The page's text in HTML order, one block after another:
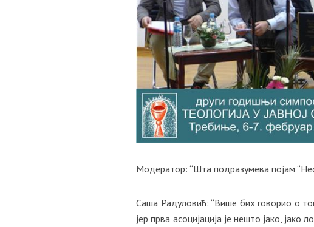
Модератор: “Шта подразумева појам
Саша Радуловић: “Више бих говорио о
јер прва асоцијација је нешто јако,